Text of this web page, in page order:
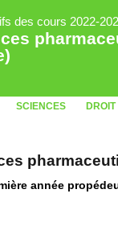
des cours 2022-
SCIENCES DROIT